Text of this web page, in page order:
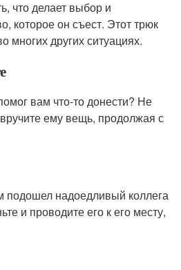
что делает выбор и
которое он съест. Этот трюк
многих других ситуациях.
вам что-то донести? Не
ему вещь, продолжая с
подошел надоедливый коллега
и проводите его к его месту,